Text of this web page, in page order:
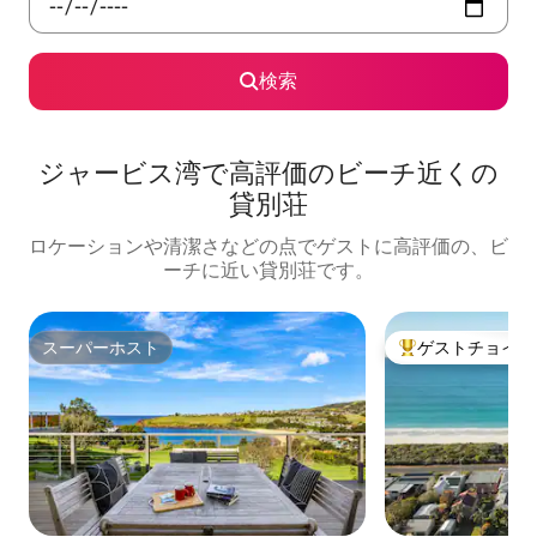
検索
ジャービス湾で高評価のビーチ近くの
貸別荘
ロケーションや清潔さなどの点でゲストに高評価の、ビ
ーチに近い貸別荘です。
スーパーホスト
スーパーホスト 大好評のゲスト
ゲストチョイス